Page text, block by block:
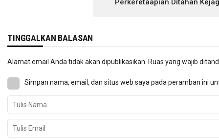
Perkeretaapian Ditahan
TINGGALKAN BALASAN
Alamat email Anda tidak akan dipublikasikan. Ruas yang wajib
Simpan nama, email, dan situs web saya pada peramban ini